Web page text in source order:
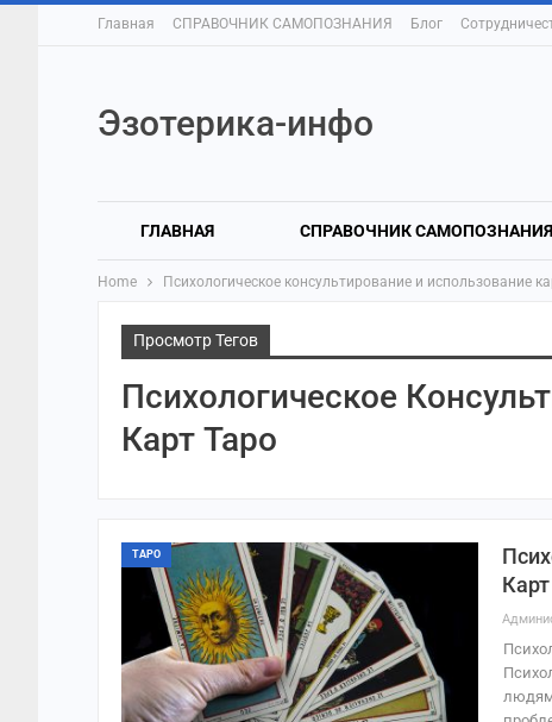
Главная СПРАВОЧНИК САМОПОЗНАНИЯ Блог
Эзотерика-инфо
ГЛАВНАЯ СПРАВОЧНИК САМОПОЗНАНИЯ
Home Психологическое консультирование и использование
Просмотр Тегов
Психологическое
Карт Таро
ТАРО
людям